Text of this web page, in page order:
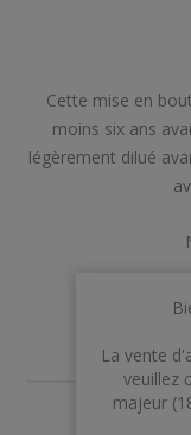
Cette mise en
moins six ans
légèrement dilué
La vente
veuillez
majeur